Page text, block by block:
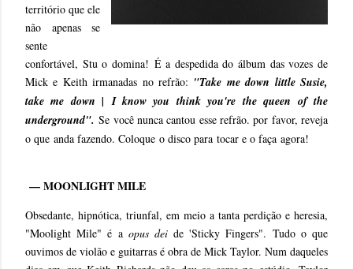
território que ele
não apenas se
sente
confortável, Stu o domina! É a despedida do álbum das vozes de
Mick e Keith irmanadas no refrão: "Take me down little Susie,
take me down | I know you think you're the queen of the
underground". Se você nunca cantou esse refrão. por favor, reveja
o que anda fazendo. Coloque o disco para tocar e o faça agora!
— MOONLIGHT MILE
Obsedante, hipnótica, triunfal, em meio a tanta perdição e heresia,
"Moolight Mile" é a opus deide 'Sticky Fingers". Tudo o que
ouvimos de violão e guitarras é obra de Mick Taylor. Num daqueles